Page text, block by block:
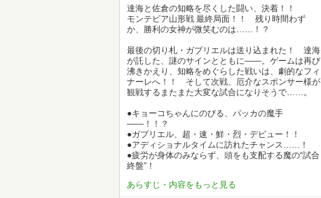
達海と佐倉の知略を尽くした闘い、決着！！
モンテビア山形戦 最終局面！！ 残り時間わず
か、勝利の女神が微笑むのは……！？
最後の切り札・ガブリエルは送り込まれた！ 達海
が託した、謎のサインとともに――。ゲームは再び
沸きかえり、知略をめぐらした戦いは、劇的なフィ
ナーレへ！！ そして次戦、厄介なスポンサー様が
観戦するまたまた大変な試合になりそうで……。
●キョーコちゃんにのびる、パッカの魔手
――！！？
●ガブリエル、超・速・鮮・烈・デビュー！！
●アディショナルタイムに訪れたチャンス……！
●疲労が身体のみならず、頭をも支配する魔の“試合
終盤”！
あらすじ・内容をもっと見る